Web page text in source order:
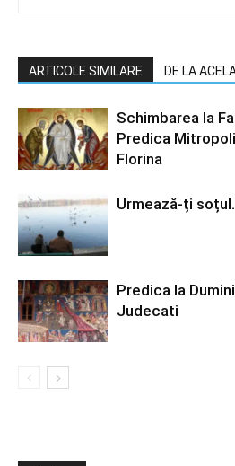
ARTICOLE SIMILARE DE LA
Schimbarea la
Predica
Florina
Urmează-ți
Predica la
Judecati